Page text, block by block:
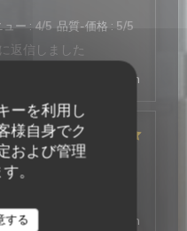
ーを利用し
様自身でク
および管理
。
する
ュー : 4/5 品質-価格 : 5/5
返信しました
vous revoir, la direction
ー
vous revoir, la direction